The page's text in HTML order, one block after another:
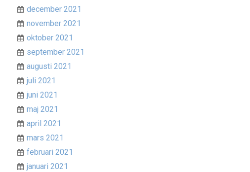
december 2021
november 2021
oktober 2021
september 2021
augusti 2021
juli 2021
juni 2021
maj 2021
april 2021
mars 2021
februari 2021
januari 2021